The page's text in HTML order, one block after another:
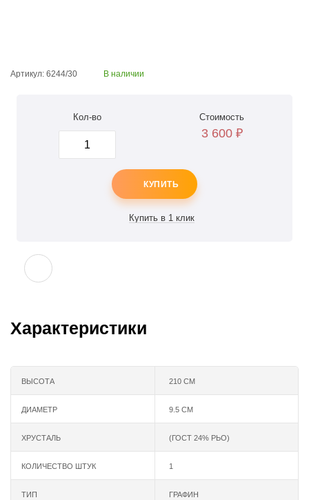
Артикул: 6244/30 В наличии
Кол-во Стоимость
3 600 ₽
КУПИТЬ
Характеристики
ВЫСОТА 210 СМ
ДИАМЕТР 9.5 СМ
ХРУСТАЛЬ (ГОСТ 24% РЬО)
КОЛИЧЕСТВО ШТУК 1
ТИП ГРАФИН